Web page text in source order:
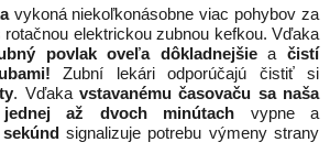
vykoná niekoľkonásobne viac pohybov za
elektrickou zubnou kefkou. Vďaka
povlak oveľa dôkladnejšieačistí
Zubní lekári odporúčajú čistiť si
. Vďaka vstavanému časovaču sa naša
až dvoch minútach vypne a
signalizuje potrebu výmeny strany